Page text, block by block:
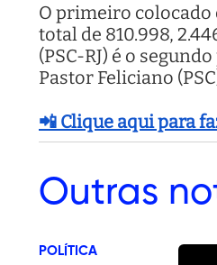
O primeiro colocado
total de 810.998,
(PSC-RJ) é o
Pastor Feliciano
📲 Clique aqui para
Outras
POLÍTICA